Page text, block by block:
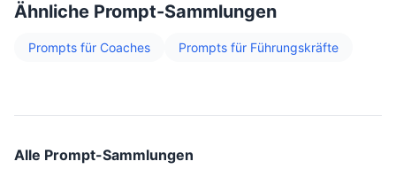
Ähnliche Prompt-Sammlungen
Prompts für Coaches Prompts für Führungskräfte
Alle Prompt-Sammlungen